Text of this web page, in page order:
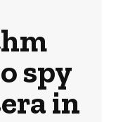
spy
in